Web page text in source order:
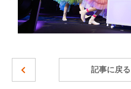
記事に戻る